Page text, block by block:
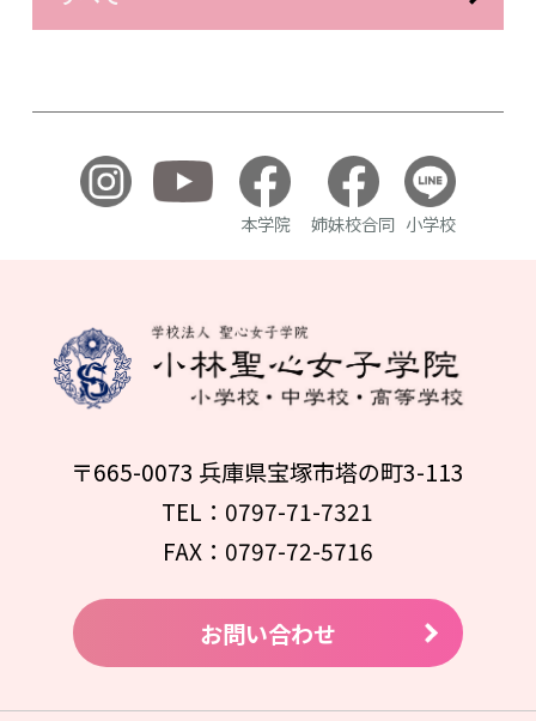
本学院 姉妹校合同 小学校
〒665-0073 兵庫県宝塚市塔の町3-113
TEL：0797-71-7321
FAX：0797-72-5716
お問い合わせ